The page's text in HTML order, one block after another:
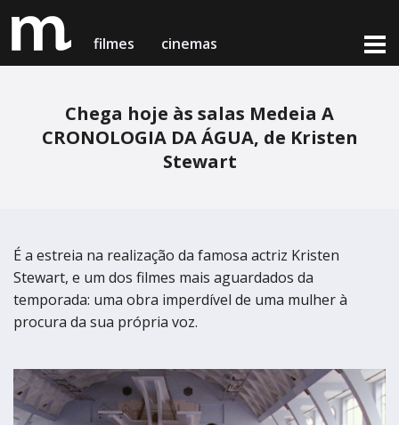
filmes cinemas
Porto
Teatro Campo Alegre
Cinema Charlot - Auditório Municipal
Figueira da Foz
filmes em exibição
Porto
Teatro Campo Alegre
Cinema Charlot - Auditório Municipal
Figueira da Foz
loja online
medeia card
termos de uso
Chega hoje às salas Medeia A
CRONOLOGIA DA ÁGUA, de Kristen
Stewart
É a estreia na realização da famosa actriz Kristen
Stewart, e um dos filmes mais aguardados da
temporada: uma obra imperdível de uma mulher à
procura da sua própria voz.